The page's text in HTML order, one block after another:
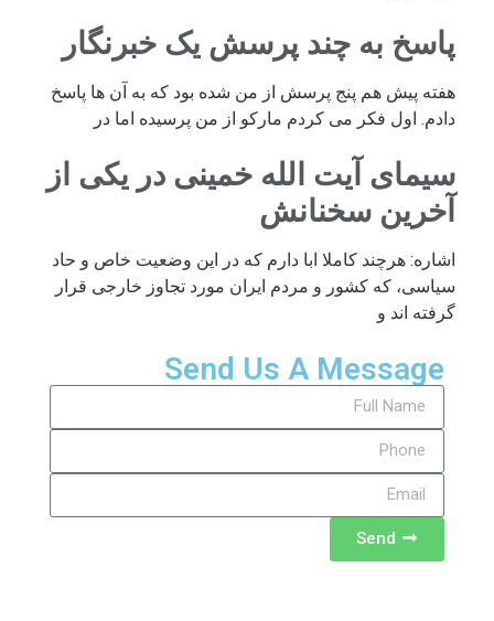
پاسخ به چند پرسش یک خبرنگار
هفته پیش هم پنج پرسش از من شده بود که به آن ها پاسخ
دادم. اول فکر می کردم مارکو از من پرسیده اما در
سیمای آیت الله خمینی در یکی از
آخرین سخنانش
اشاره: هرچند کاملا ابا دارم که در این وضعیت خاص و حاد
سیاسی، که کشور و مردم ایران مورد تجاوز خارجی قرار
گرفته اند و
Send Us A Message
Send